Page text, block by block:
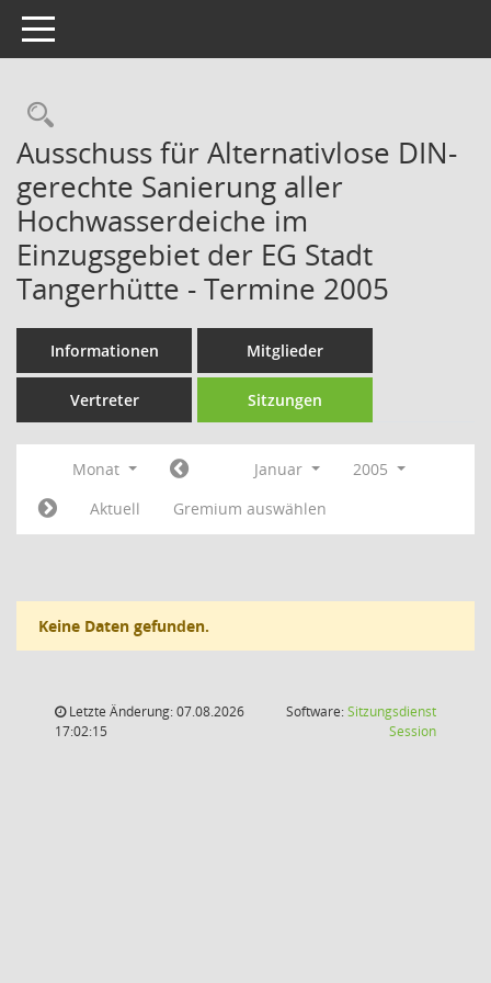
Toggle navigation
Rechercheauswahl
Ausschuss für Alternativlose DIN-
gerechte Sanierung aller
Hochwasserdeiche im
Einzugsgebiet der EG Stadt
Tangerhütte - Termine 2005
Informationen Mitglieder
Vertreter Sitzungen
Monat Januar
2005
Aktuell
Gremium auswählen
Keine Daten gefunden.
Letzte Änderung: 07.08.2026
17:02:15
Software:Sitzungsdienst
Session(Wird in